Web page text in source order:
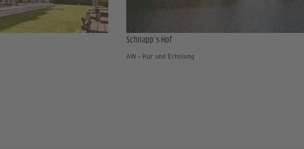
Schnapp's Hof
AW - Kur und Erholung